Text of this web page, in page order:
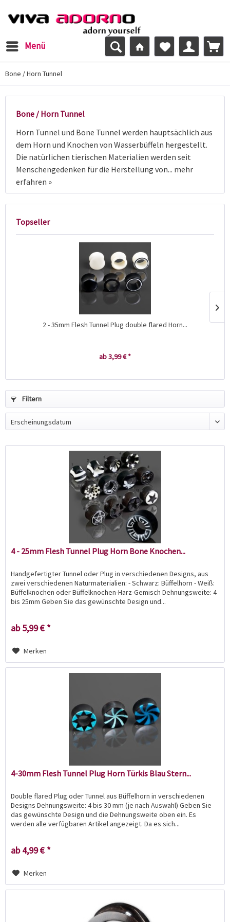
Menü
Bone / Horn Tunnel
Bone / Horn Tunnel
Horn Tunnel und Bone Tunnel werden hauptsächlich aus
dem Horn und Knochen von Wasserbüffeln hergestellt.
Die natürlichen tierischen Materialien werden seit
Menschengedenken für die Herstellung von... mehr
erfahren »
Topseller
2 - 35mm Flesh Tunnel Plug double flared Horn...
ab 3,99 € *
Filtern
4 - 25mm Flesh Tunnel Plug Horn Bone Knochen...
Handgefertigter Tunnel oder Plug in verschiedenen Designs, aus
zwei verschiedenen Naturmaterialien: - Schwarz: Büffelhorn - Weiß:
Büffelknochen oder Büffelknochen-Harz-Gemisch Dehnungsweite: 4
bis 25mm Geben Sie das gewünschte Design und...
ab 5,99 € *
Merken
4-30mm Flesh Tunnel Plug Horn Türkis Blau Stern...
Double flared Plug oder Tunnel aus Büffelhorn in verschiedenen
Designs Dehnungsweite: 4 bis 30 mm (je nach Auswahl) Geben Sie
das gewünschte Design und die Dehnungsweite oben ein. Es
werden alle verfügbaren Artikel angezeigt. Da es sich...
ab 4,99 € *
Merken